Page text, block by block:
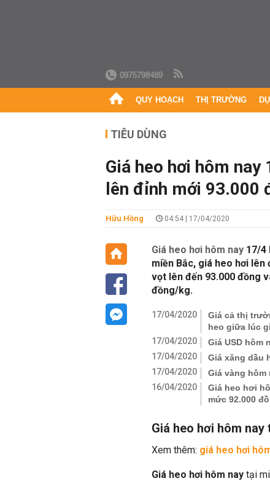
0975798489
QUY HOẠCH THỊ TRƯỜNG
TIÊU DÙNG
Giá heo hơi hôm
lên đỉnh mới 93.000
Hữu Hồng 04:54 | 17/04/2020
Giá heo hơi hôm nay 17/4
miền Bắc, giá heo hơi
vọt lên đến 93.000 đồng
đồng/kg.
17/04/2020
Giá cả thị
heo giữa lúc
17/04/2020
Giá USD hôm
17/04/2020
Giá xăng dầu
17/04/2020
Giá vàng hôm
16/04/2020
Giá heo hơi
mức 92.000
Giá heo hơi hôm
Xem thêm: giá heo hơi
Giá heo hơi hôm nay tại